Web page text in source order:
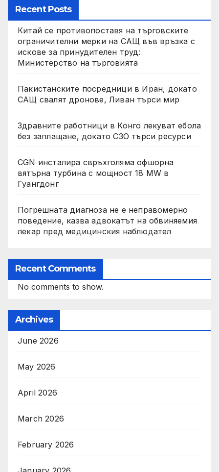
Recent Posts
Китай се противопоставя на търговските
ограничителни мерки на САЩ във връзка с
искове за принудителен труд:
Министерство на търговията
Пакистанските посредници в Иран, докато
САЩ свалят дронове, Ливан търси мир
Здравните работници в Конго лекуват ебола
без заплащане, докато СЗО търси ресурси
CGN инсталира свръхголяма офшорна
вятърна турбина с мощност 18 MW в
Гуангдонг
Погрешната диагноза не е неправомерно
поведение, казва адвокатът на обвиняемия
лекар пред медицинския наблюдател
Recent Comments
No comments to show.
Archives
June 2026
May 2026
April 2026
March 2026
February 2026